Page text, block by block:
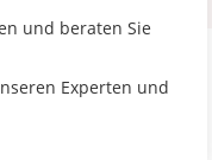
und beraten Sie
Experten und